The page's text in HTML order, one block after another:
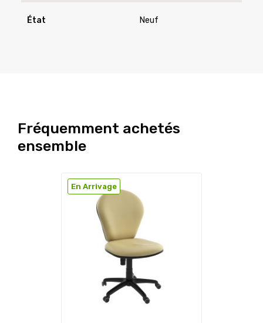
État Neuf
Fréquemment achetés
ensemble
En Arrivage